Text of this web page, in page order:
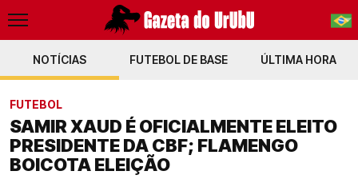
PT-BR
NOTÍCIAS FUTEBOL DE BASE ÚLTIMA HORA
FUTEBOL
SAMIR XAUD É OFICIALMENTE ELEITO
PRESIDENTE DA CBF; FLAMENGO
BOICOTA ELEIÇÃO